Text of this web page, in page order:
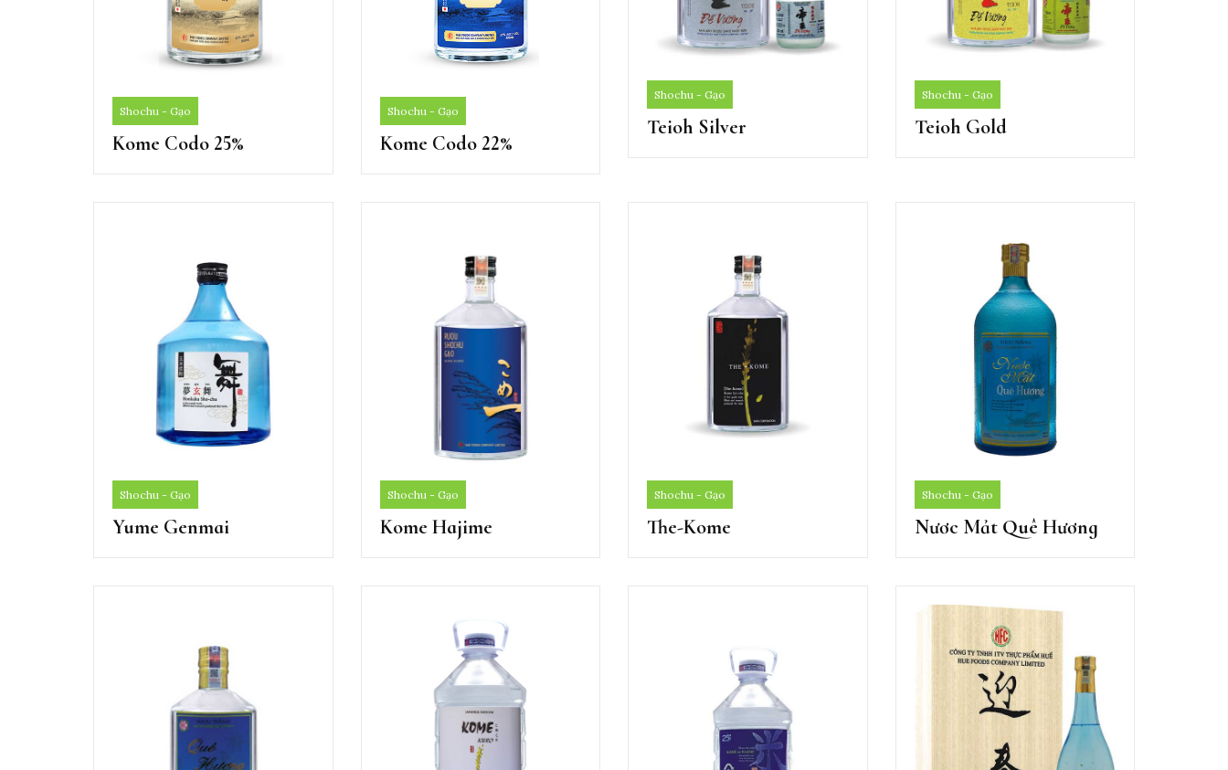
Shochu - Gạo
Kome Codo 25%
Shochu - Gạo
Kome Codo 22%
Shochu - Gạo
Teioh Silver
Shochu - Gạo
Teioh Gold
Shochu - Gạo
Yume Genmai
Shochu - Gạo
Kome Hajime
Shochu - Gạo
The-Kome
Shochu - Gạo
Nươc Mảt Quê Hương